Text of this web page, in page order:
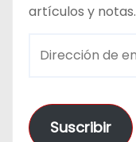
artículos y notas.
e
c
Suscribir